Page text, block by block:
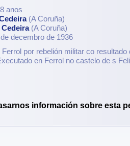
anos
(A Coruña)
Cedeira(A Coruña)
decembro de 1936
Ferrol por rebelión militar co
en Ferrol no castelo de s
información sobre esta